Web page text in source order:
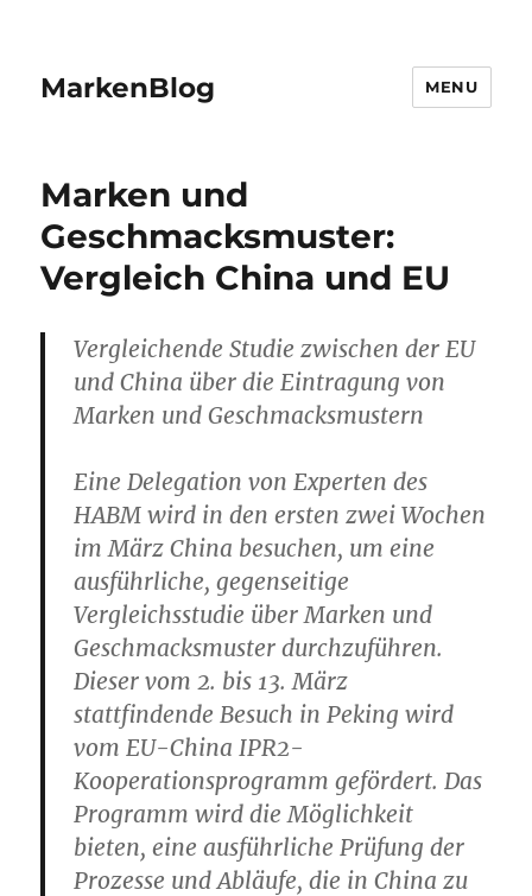
MarkenBlog MENU
Marken und
Geschmacksmuster:
Vergleich China und EU
Vergleichende Studie zwischen der EU
und China über die Eintragung von
Marken und Geschmacksmustern
Eine Delegation von Experten des
HABM wird in den ersten zwei Wochen
im März China besuchen, um eine
ausführliche, gegenseitige
Vergleichsstudie über Marken und
Geschmacksmuster durchzuführen.
Dieser vom 2. bis 13. März
stattfindende Besuch in Peking wird
vom EU-China IPR2-
Kooperationsprogramm gefördert. Das
Programm wird die Möglichkeit
bieten, eine ausführliche Prüfung der
Prozesse und Abläufe, die in China zu